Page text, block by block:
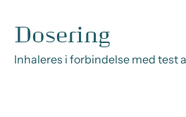
Dosering
Inhaleres i forbindelse med test